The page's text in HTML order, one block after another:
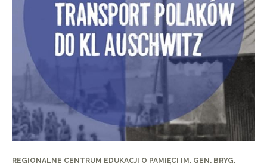
REGIONALNE CENTRUM EDUKACJI O PAMIĘCI IM. GEN. BRYG.